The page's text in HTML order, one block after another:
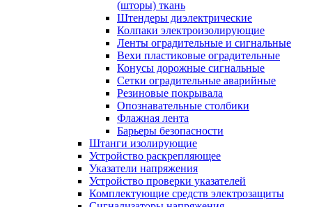
(шторы) ткань
Штендеры диэлектрические
Колпаки электроизолирующие
Ленты оградительные и сигнальные
Вехи пластиковые оградительные
Конусы дорожные сигнальные
Сетки оградительные аварийные
Резиновые покрывала
Опознавательные столбики
Флажная лента
Барьеры безопасности
Штанги изолирующие
Устройство раскрепляющее
Указатели напряжения
Устройство проверки указателей
Комплектующие средств электрозащиты